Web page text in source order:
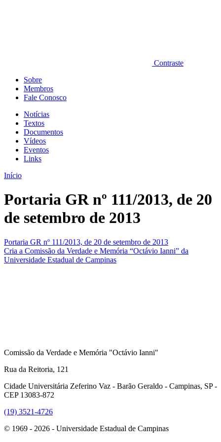
Contraste
Sobre
Membros
Fale Conosco
Notícias
Textos
Documentos
Vídeos
Eventos
Links
Início
Portaria GR nº 111/2013, de 20
de setembro de 2013
Portaria GR nº 111/2013, de 20 de setembro de 2013
Cria a Comissão da Verdade e Memória “Octávio Ianni” da
Universidade Estadual de Campinas
Comissão da Verdade e Memória "Octávio Ianni"
Rua da Reitoria, 121
Cidade Universitária Zeferino Vaz - Barão Geraldo - Campinas, SP -
CEP 13083-872
(19) 3521-4726
© 1969 - 2026 - Universidade Estadual de Campinas